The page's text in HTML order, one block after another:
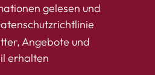
gelesen und
Angebote und
erhalten